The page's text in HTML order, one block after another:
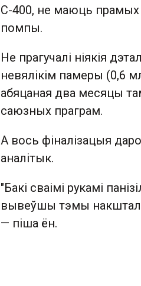
С-400, не маюць прамых
помпы.
Не прагучалі ніякія
невялікім памеры (0,6
абяцаная два месяцы
саюзных праграм.
А вось фіналізацыя
аналітык.
"Бакі сваімі рукамі
вывеўшы тэмы
— піша ён.